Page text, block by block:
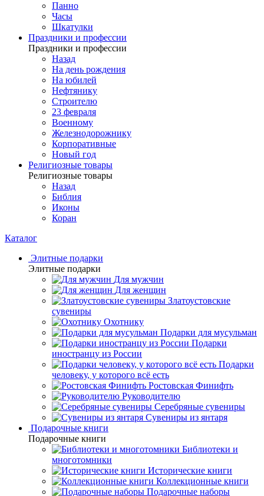
Панно
Часы
Шкатулки
Праздники и профессии
Праздники и профессии
Назад
На день рождения
На юбилей
Нефтянику
Строителю
23 февраля
Военному
Железнодорожнику
Корпоративные
Новый год
Религиозные товары
Религиозные товары
Назад
Библия
Иконы
Коран
Каталог
Элитные подарки
Элитные подарки
Для мужчин
Для женщин
Златоустовские
сувениры
Охотнику
Подарки для мусульман
Подарки
иностранцу из России
Подарки
человеку, у которого всё есть
Ростовская Финифть
Руководителю
Серебряные сувениры
Сувениры из янтаря
Подарочные книги
Подарочные книги
Библиотеки и
многотомники
Исторические книги
Коллекционные книги
Подарочные наборы